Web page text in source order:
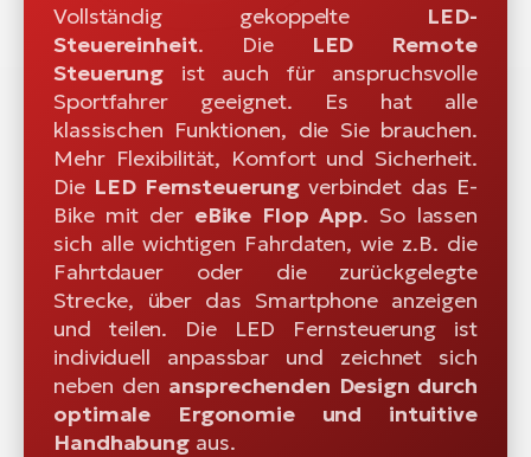
Vollständig gekoppelte LED-
Steuereinheit. Die
LED Remote
Steuerung ist auch für anspruchsvolle
Sportfahrer geeignet. Es hat alle
klassischen Funktionen, die Sie brauchen.
Mehr Flexibilität, Komfort und Sicherheit.
Die LED Fernsteuerungverbindet das E-
Bike mit der eBike Flop App. So lassen
sich alle wichtigen Fahrdaten, wie z.B. die
Fahrtdauer oder die zurückgelegte
Strecke, über das Smartphone anzeigen
und teilen. Die LED Fernsteuerung ist
individuell anpassbar und zeichnet sich
neben den ansprechenden Design durch
optimale Ergonomie und intuitive
Handhabung aus.